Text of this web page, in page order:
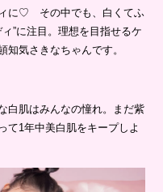
に♡ その中でも、白くてふ
”に注目。理想を目指せるケ
知気さきなちゃんです。
白肌はみんなの憧れ。まだ紫
て1年中美白肌をキープしよ